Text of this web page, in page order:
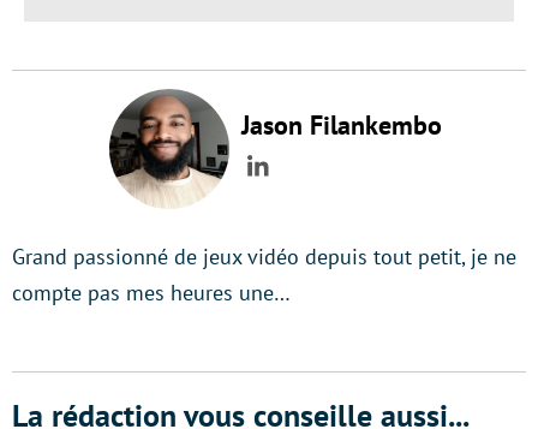
Jason Filankembo
LinkedIn
Grand passionné de jeux vidéo depuis tout petit, je ne
compte pas mes heures une…
La rédaction vous conseille aussi...